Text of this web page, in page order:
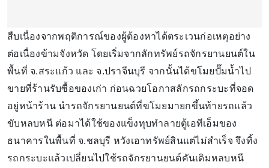
สืบเนื่องจากพฤติการณ์ของผู้ต้องหาได้ตระเวนก่อเหตุอย่าง
ต่อเนื่องข้ามจังหวัด โดยเริ่มจากลักทรัพย์รถจักรยานยนต์ใน
พื้นที่ จ.สระแก้ว และ จ.ปราจีนบุรี จากนั้นได้ขโมยปั๊มน้ำไป
ขายที่ร้านรับซื้อของเก่า ก่อนฉวยโอกาสลักรถกระบะที่จอด
อยู่หน้าร้าน นำรถจักรยานยนต์ที่ขโมยมายกขึ้นท้ายรถแล้ว
ขับหลบหนี ต่อมาได้ใช้ของแข็งทุบทำลายตู้เอทีเอ็มของ
ธนาคารในพื้นที่ จ.ชลบุรี หวังเอาทรัพย์สินแต่ไม่สำเร็จ จึงทิ้ง
รถกระบะแล้วเปลี่ยนไปใช้รถจักรยานยนต์คันเดิมหลบหนี